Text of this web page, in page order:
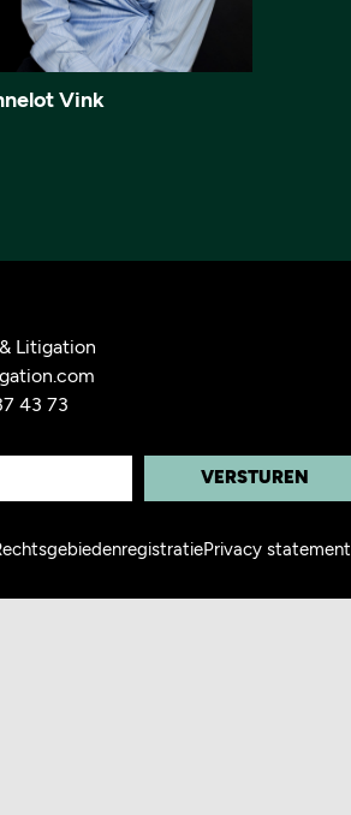
Vink
Litigation
43 73
Privacy statement